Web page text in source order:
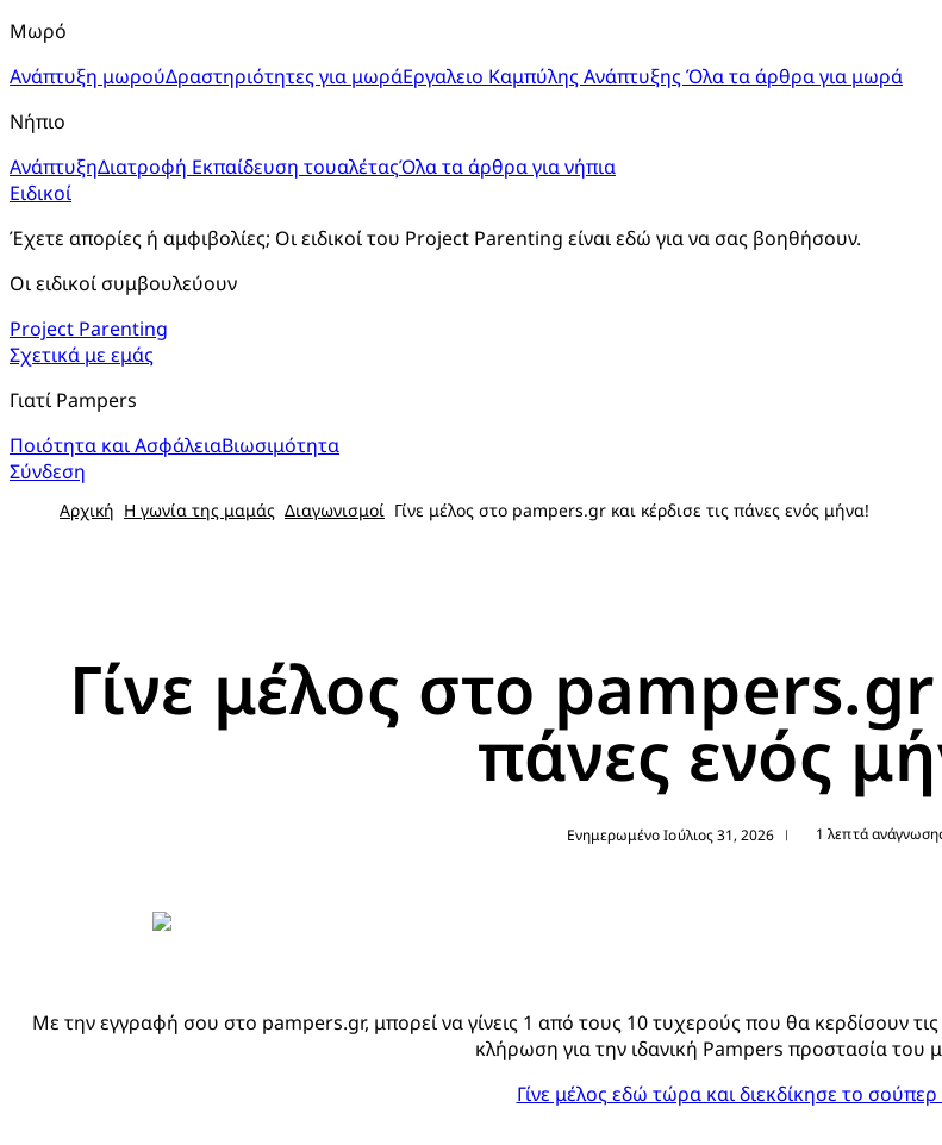
Μωρό
Ανάπτυξη μωρούΔραστηριότητες για μωράΕργαλειο Καμπύλης Ανάπτυξης Όλα τα άρθρα για μωρά
Νήπιο
ΑνάπτυξηΔιατροφή Εκπαίδευση τουαλέταςΌλα τα άρθρα για νήπια
Ειδικοί
Έχετε απορίες ή αμφιβολίες; Οι ειδικοί του Project Parenting είναι εδώ για να σας βοηθήσουν.
Οι ειδικοί συμβουλεύουν
Project Parenting
Σχετικά με εμάς
Γιατί Pampers
Ποιότητα και ΑσφάλειαΒιωσιμότητα
Σύνδεση
Αρχική Η γωνία της μαμάς Διαγωνισμοί Γίνε μέλος στο pampers.gr και κέρδισε τις πάνες ενός μήνα!
Γίνε μέλος στο pampers.gr
πάνες ενός
Ενημερωμένο Ιούλιος 31, 2026 | 1 λεπτά
Με την εγγραφή σου στο pampers.gr, μπορεί να γίνεις 1 από τους 10 τυχερούς που θα κερδίσουν
κλήρωση για την ιδανική Pampers προστασία του
Γίνε μέλος εδώ τώρα και διεκδίκησε το